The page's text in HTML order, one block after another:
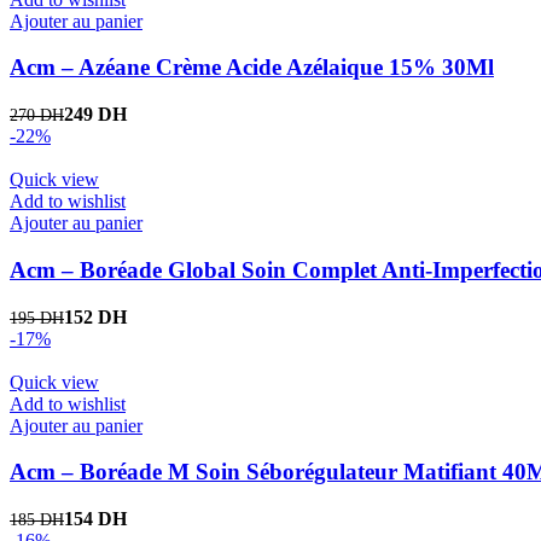
Ajouter au panier
Acm – Azéane Crème Acide Azélaique 15% 30Ml
270DH249 DH
-22%
Quick view
Add to wishlist
Ajouter au panier
Acm – Boréade Global Soin Complet Anti-
195DH152 DH
-17%
Quick view
Add to wishlist
Ajouter au panier
Acm – Boréade M Soin Séborégulateur Matifiant
185DH154 DH